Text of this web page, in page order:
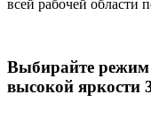
всей рабочей области
Выбирайте
высокой яркости